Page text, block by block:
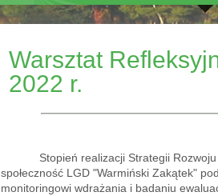
Warsztat
2022 r.
Stopień realizacji Strategii Rozwoju
społeczność LGD "Warmiński Zakątek"
monitoringowi wdrażania i badaniu